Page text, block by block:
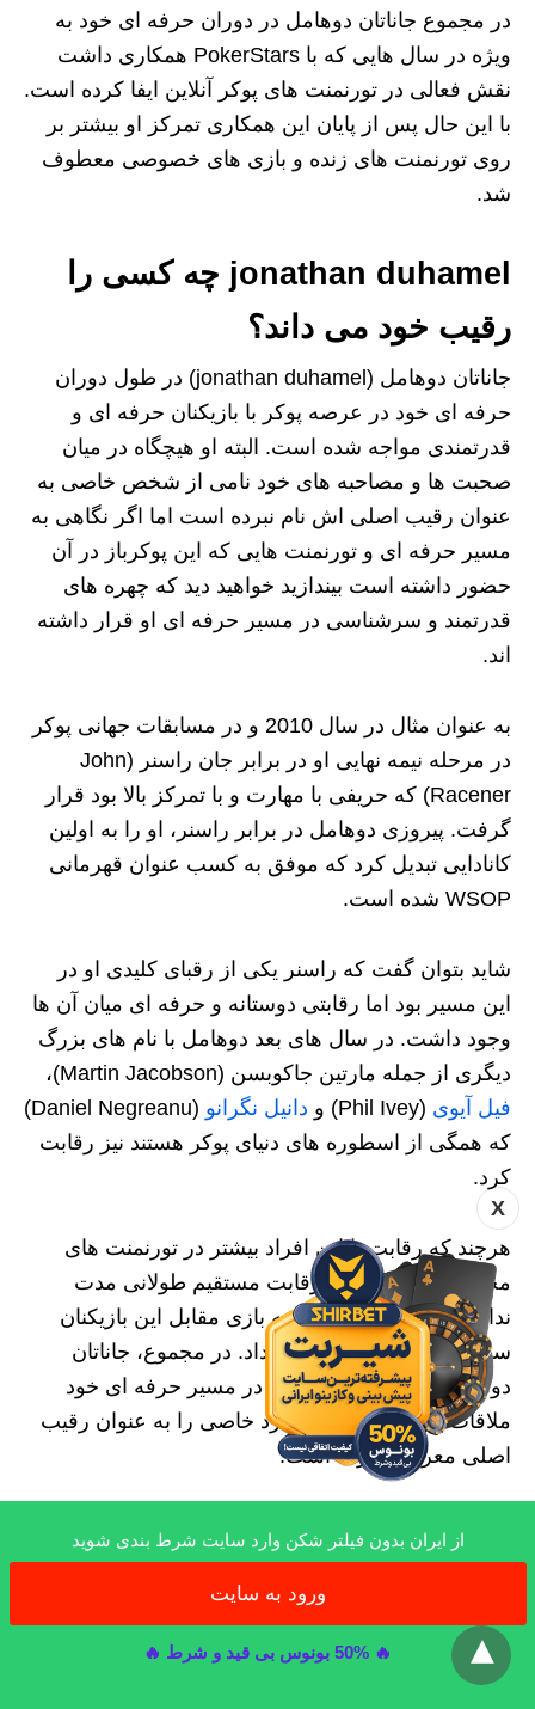
X
در مجموع جاناتان دوهامل در دوران حرفه‌ ای خود به‌
ویژه در سال‌ هایی که با PokerStars همکاری داشت
نقش فعالی در تورنمنت‌ های پوکر آنلاین ایفا کرده است.
با این حال پس از پایان این همکاری تمرکز او بیشتر بر
روی تورنمنت‌ های زنده و بازی‌ های خصوصی معطوف
شد.
jonathan duhamel چه کسی را
رقیب خود می داند؟
جاناتان دوهامل (jonathan duhamel) در طول دوران
حرفه ای خود در عرصه پوکر با بازیکنان حرفه ای و
قدرتمندی مواجه شده است. البته او هیچگاه در میان
صحبت ها و مصاحبه های خود نامی از شخص خاصی به
عنوان رقیب اصلی اش نام نبرده است اما اگر نگاهی به
مسیر حرفه ای و تورنمنت هایی که این پوکرباز در آن
حضور داشته است بیندازید خواهید دید که چهره های
قدرتمند و سرشناسی در مسیر حرفه ای او قرار داشته
اند.
به عنوان مثال در سال 2010 و در مسابقات جهانی پوکر
در مرحله نیمه نهایی او در برابر جان راسنر (John
Racener) که حریفی با مهارت و با تمرکز بالا بود قرار
گرفت. پیروزی دوهامل در برابر راسنر، او را به اولین
کانادایی تبدیل کرد که موفق به کسب عنوان قهرمانی
WSOP شده است.
شاید بتوان گفت که راسنر یکی از رقبای کلیدی او در
این مسیر بود اما رقابتی دوستانه و حرفه‌ ای میان آن‌ ها
وجود داشت. در سال‌ های بعد دوهامل با نام‌ های بزرگ
دیگری از جمله مارتین جاکوبسن (Martin Jacobson)،
فیل آیوی (Phil Ivey) و دانیل نگرانو
(Daniel Negreanu)
که همگی از اسطوره‌ های دنیای پوکر هستند نیز رقابت
کرد.
هرچند که رقابت با این افراد بیشتر در تورنمنت‌ های
مختلف رخ داد و جنبه رقابت مستقیم طولانی‌ مدت
نداشت اما بدون شک تجربه بازی مقابل این بازیکنان
سطح بازی دوهامل را ارتقا داد. در مجموع، جاناتان
دوهامل رقیبان سرسختی را در مسیر حرفه‌ ای خود
ملاقات کرده اما هیچ‌ گاه فرد خاصی را به‌ عنوان رقیب
اصلی معرفی نکرده است.
بهبود مهارت‌ های شخصی خود و پیشرفت در رقابت‌ های
جهانی تمرکز دارد. این ویژگی او را به یک بازیکن
قدرتمند و قابل‌ احترام در دنیای پوکر تبدیل کرده است.
از ایران بدون فیلتر شکن وارد سایت شرط بندی شوید
ورود به سایت
🔥 50% بونوس بی قید و شرط 🔥